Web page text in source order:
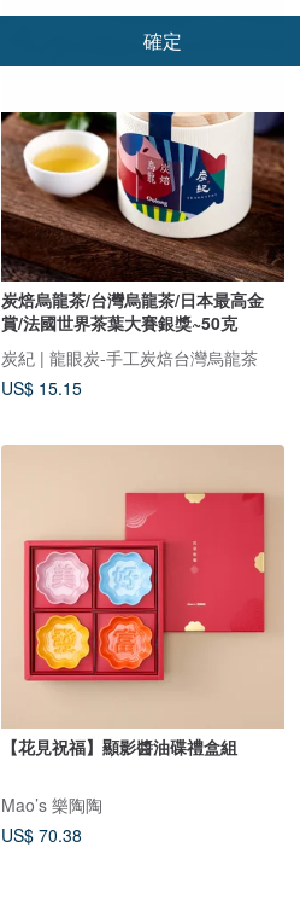
炭焙烏龍茶/台灣烏龍茶/日本最高金
賞/法國世界茶葉大賽銀獎~50克
炭紀 | 龍眼炭-手工炭焙台灣烏龍茶
US$ 15.15
【花見祝福】顯影醬油碟禮盒組
Mao’s 樂陶陶
US$ 70.38
確定